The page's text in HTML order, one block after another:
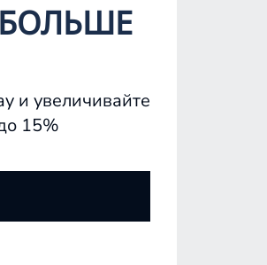
Засветы по Чермаку
и увеличивайте
15%